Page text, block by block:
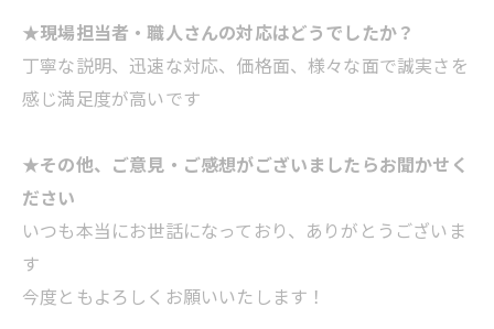
★現場担当者・職人さんの対応はどうでしたか？
丁寧な説明、迅速な対応、価格面、様々な面で誠実さを
感じ満足度が高いです
★その他、ご意見・ご感想がございましたらお聞かせく
ださい
いつも本当にお世話になっており、ありがとうございま
す
今度ともよろしくお願いいたします！